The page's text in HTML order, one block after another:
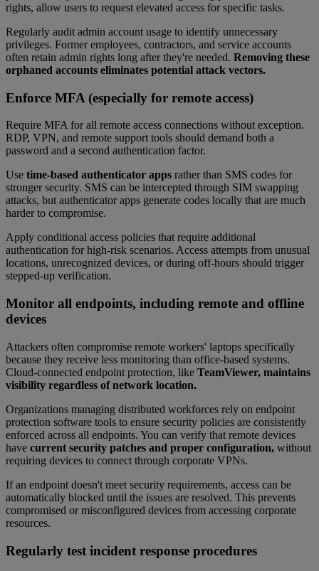
rights, allow users to request elevated access for specific tasks.
Regularly audit admin account usage to identify unnecessary
privileges. Former employees, contractors, and service accounts
often retain admin rights long after they're needed. Removing these
orphaned accounts eliminates potential attack vectors.
Enforce MFA (especially for remote access)
Require MFA for all remote access connections without exception.
RDP, VPN, and remote support tools should demand both a
password and a second authentication factor.
Use time-based authenticator apps rather than SMS codes for
stronger security. SMS can be intercepted through SIM swapping
attacks, but authenticator apps generate codes locally that are much
harder to compromise.
Apply conditional access policies that require additional
authentication for high-risk scenarios. Access attempts from unusual
locations, unrecognized devices, or during off-hours should trigger
stepped-up verification.
Monitor all endpoints, including remote and offline
devices
Attackers often compromise remote workers' laptops specifically
because they receive less monitoring than office-based systems.
Cloud-connected endpoint protection, like TeamViewer, maintains
visibility regardless of network location.
Organizations managing distributed workforces rely on endpoint
protection software tools to ensure security policies are consistently
enforced across all endpoints. You can verify that remote devices
have current security patches and proper configuration, without
requiring devices to connect through corporate VPNs.
If an endpoint doesn't meet security requirements, access can be
automatically blocked until the issues are resolved. This prevents
compromised or misconfigured devices from accessing corporate
resources.
Regularly test incident response procedures